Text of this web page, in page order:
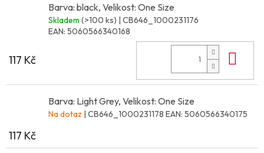
Barva: black, Velikost: One Size
Skladem (>100 ks) | CB646_1000231176
EAN: 5060566340168
117 Kč
Barva: Light Grey, Velikost: One Size
Na dotaz | CB646_1000231178 EAN: 5060566340175
117 Kč